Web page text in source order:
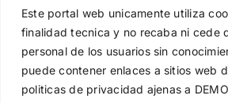
Este portal web unicamente utiliza
finalidad tecnica y no recaba ni cede
personal de los usuarios sin
puede contener enlaces a sitios web
politicas de privacidad ajenas a
Copyright 2023 | Democracia Nacional
Facebook
Twitter
el funcionamiento de la web, medir su
nuestros servicios. Puede aceptar
rechazar las no necesarias o
Política de cookies